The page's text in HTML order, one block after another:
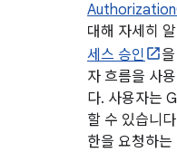
대해 자세히
세스 승인
자 흐름을 사
다. 사용자는
할 수 있습니
한을 요청하